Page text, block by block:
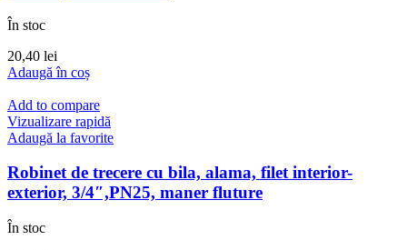
În stoc
20,40 lei
Adaugă în coș
Add to compare
Vizualizare rapidă
Adaugă la favorite
Robinet de trecere cu bila, alama, filet interior-
exterior, 3/4″,PN25, maner fluture
În stoc